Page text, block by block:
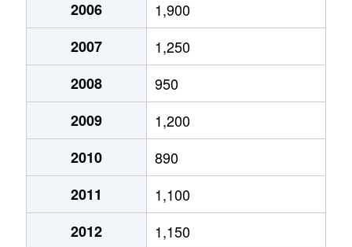
慈明寺町
610万円
小綱町
2,600万円
小綱町
2,200万円
上品寺町
7,500万円
白橿町
2,000万円
曽我町
150万円
曽我町
1,400万円
小槻町
大軽町
2,200万円
大谷町
550万円
膳夫町
4,500万円
80万円
2006
1,900
2007
1,250
2008
950
2009
1,200
2010
890
2011
1,100
2012
1,150